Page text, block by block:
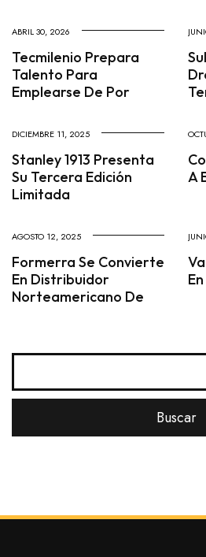
ABRIL 30, 2026
Tecmilenio Prepara
Talento Para
Emplearse De Por
DICIEMBRE 11, 2025
Stanley 1913 Presenta
Su Tercera Edición
Limitada
A
AGOSTO 12, 2025
Formerra Se Convierte
En Distribuidor
Norteamericano De